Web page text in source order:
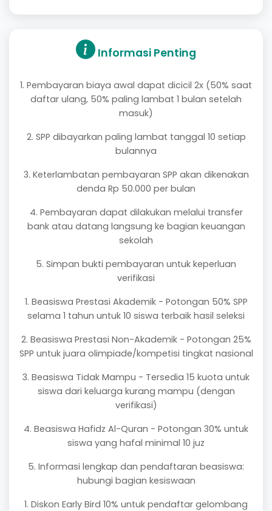
Informasi Penting
1. Pembayaran biaya awal dapat dicicil 2x (50% saat
daftar ulang, 50% paling lambat 1 bulan setelah
masuk)
2. SPP dibayarkan paling lambat tanggal 10 setiap
bulannya
3. Keterlambatan pembayaran SPP akan dikenakan
denda Rp 50.000 per bulan
4. Pembayaran dapat dilakukan melalui transfer
bank atau datang langsung ke bagian keuangan
sekolah
5. Simpan bukti pembayaran untuk keperluan
verifikasi
1. Beasiswa Prestasi Akademik - Potongan 50% SPP
selama 1 tahun untuk 10 siswa terbaik hasil seleksi
2. Beasiswa Prestasi Non-Akademik - Potongan 25%
SPP untuk juara olimpiade/kompetisi tingkat nasional
3. Beasiswa Tidak Mampu - Tersedia 15 kuota untuk
siswa dari keluarga kurang mampu (dengan
verifikasi)
4. Beasiswa Hafidz Al-Quran - Potongan 30% untuk
siswa yang hafal minimal 10 juz
5. Informasi lengkap dan pendaftaran beasiswa:
hubungi bagian kesiswaan
1. Diskon Early Bird 10% untuk pendaftar gelombang